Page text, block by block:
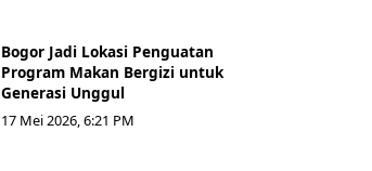
Bogor Jadi Lokasi Penguatan
Program Makan Bergizi untuk
Generasi Unggul
17 Mei 2026, 6:21 PM